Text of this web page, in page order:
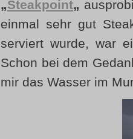
„Steakpoint„
einmal sehr gut
serviert wurde, war
Schon bei dem
mir das Wasser im